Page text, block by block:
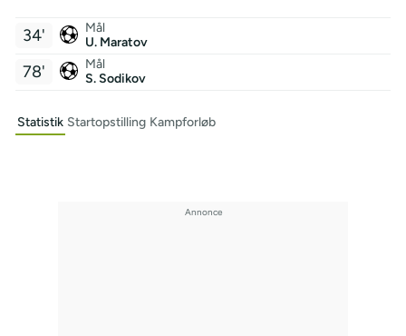
Mål
U. Maratov
34'
Mål
S. Sodikov
78'
Statistik Startopstilling Kampforløb